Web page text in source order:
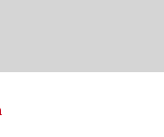
2 ani ago
alegi firul de pescuit perfect